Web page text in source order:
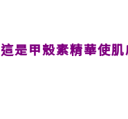
這是甲殼素精華使